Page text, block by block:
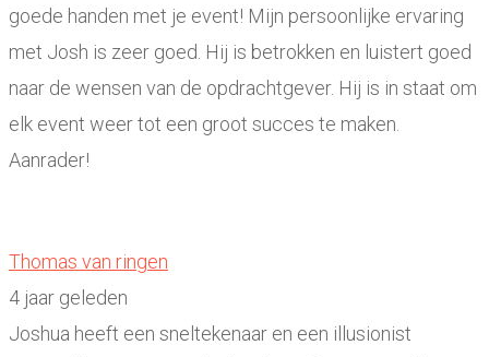
goede handen met je event! Mijn persoonlijke ervaring
met Josh is zeer goed. Hij is betrokken en luistert goed
naar de wensen van de opdrachtgever. Hij is in staat om
elk event weer tot een groot succes te maken.
Aanrader!
Thomas van ringen
4 jaar geleden
Joshua heeft een sneltekenaar en een illusionist